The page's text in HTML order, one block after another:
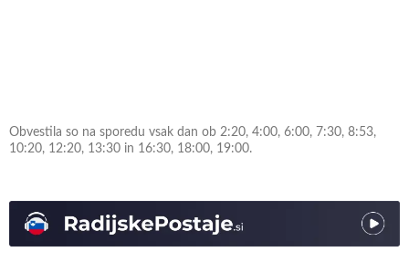
Obvestila so na sporedu vsak dan ob 2:20, 4:00, 6:00, 7:30, 8:53,
10:20, 12:20, 13:30 in 16:30, 18:00, 19:00.